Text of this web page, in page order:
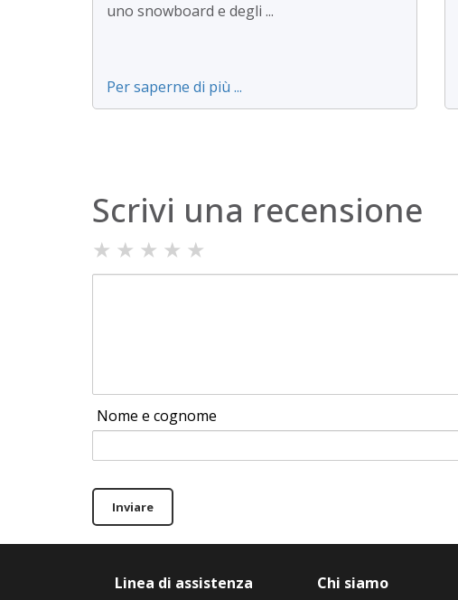
uno snowboard e degli ...
Per saperne di più ...
Scrivi una recensione
★ ★ ★ ★ ★
Nome e cognome
Inviare
Linea di assistenza Chi siamo